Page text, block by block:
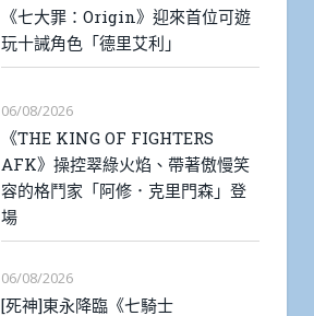
《七大罪：Origin》迎來首位可遊
玩十誡角色「德里艾利」
06/08/2026
《THE KING OF FIGHTERS
AFK》操控翠綠火焰、帶著傲慢笑
容的格鬥家「阿修．克里門森」登
場
06/08/2026
[死神]東永降臨《七騎士